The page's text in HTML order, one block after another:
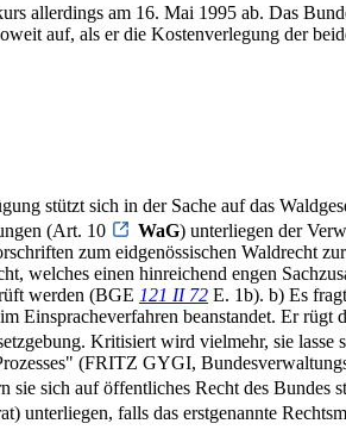
allerdings am 16. Mai 1995 ab. Das
auf, als er die Kostenverlegung der
stützt sich in der Sache auf das
(Art. 10
WaG) unterliegen der
zum eidgenössischen Waldrecht
welches einen hinreichend engen
werden (BGE 121 II 72 E. 1b). b) Es
Einspracheverfahren beanstandet. Er
Kritisiert wird vielmehr, sie
(FRITZ GYGI,
sie sich auf öffentliches Recht des Bundes
unterliegen, falls das erstgenannte